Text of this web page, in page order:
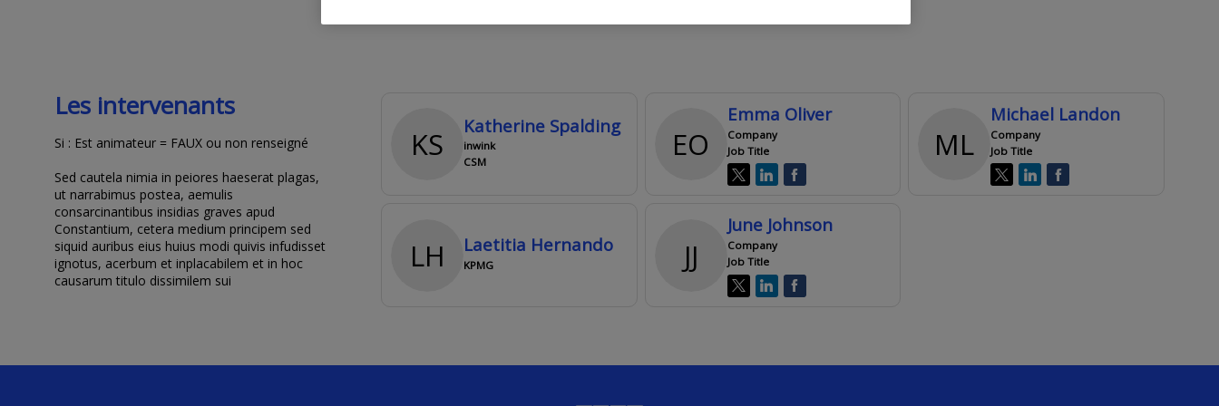
Les intervenants
Si : Est animateur = FAUX ou non renseigné
Sed cautela nimia in peiores haeserat plagas,
ut narrabimus postea, aemulis
consarcinantibus insidias graves apud
Constantium, cetera medium principem sed
siquid auribus eius huius modi quivis infudisset
ignotus, acerbum et inplacabilem et in hoc
causarum titulo dissimilem sui
KS
Katherine Spalding
inwink
CSM
EO
Emma Oliver
Company
Job Title
ML
Michael Landon
Company
Job Title
LH Laetitia Hernando
KPMG JJ
June Johnson
Company
Job Title